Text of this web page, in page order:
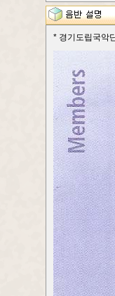
* 경기도립국악